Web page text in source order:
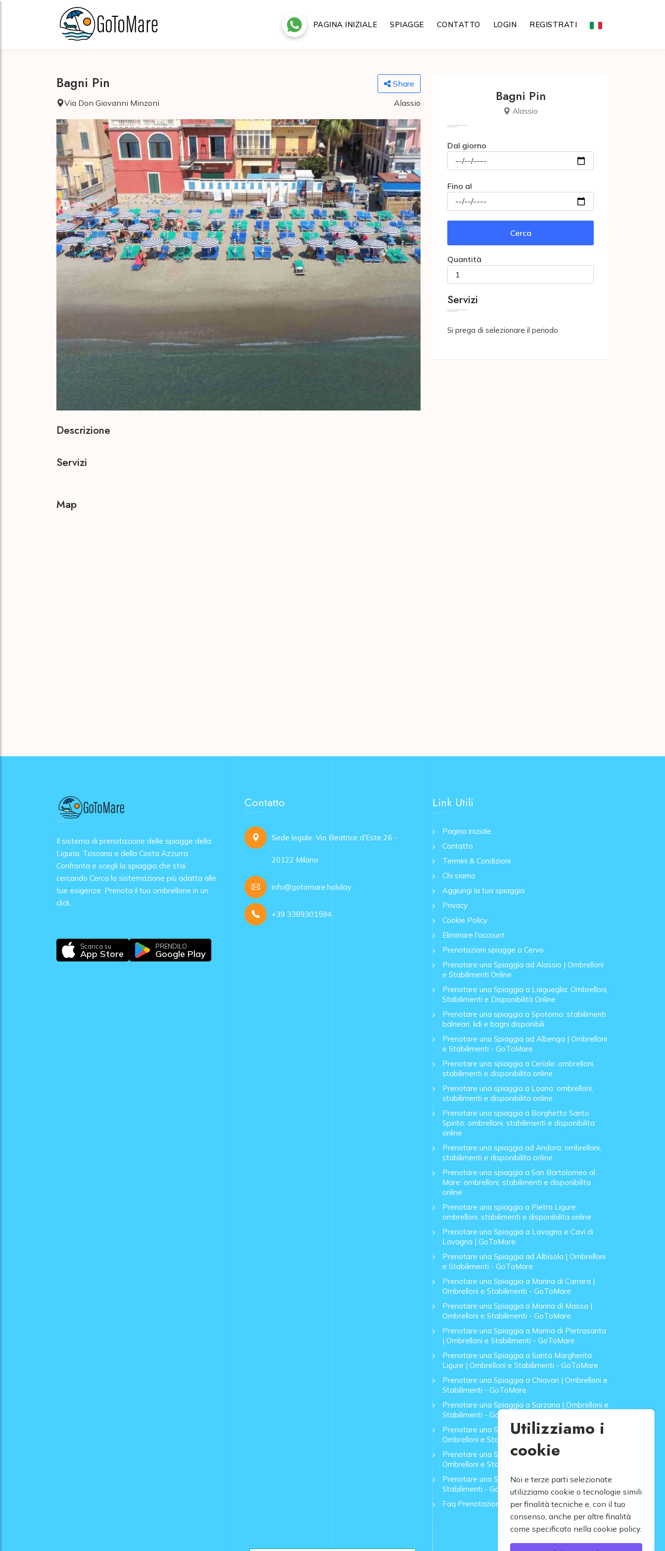
PAGINA INIZIALE SPIAGGE CONTATTO LOGIN REGISTRATI
Bagni Pin
Share
Via Don Giovanni Minzoni
Alassio Bagni Pin
Alassio
Dal giorno
Fino al
Cerca
Quantità
Servizi
Si prega di selezionare il periodo
Descrizione
Servizi
Map
Il sistema di prenotazione delle spiagge della
Liguria, Toscana e della Costa Azzurra.
Confronta e scegli la spiaggia che stai
cercando Cerca la sistemazione più adatta alle
tue esigenze. Prenota il tuo ombrellone in un
click.
Scarica su
App Store
PRENDILO
Google Play
Contatto
Sede legale: Via Beatrice d'Este 26 -
20122 Milano
info@gotomare.holiday
+39 3389301594
Link Utili
Pagina iniziale
Contatto
Termini & Condizioni
Chi siamo
Aggiungi la tua spiaggia
Privacy
Cookie Policy
Eliminare l'account
Prenotazioni spiagge a Cervo
Prenotare una Spiaggia ad Alassio | Ombrelloni
e Stabilimenti Online
Prenotare una Spiaggia a Laigueglia: Ombrelloni,
Stabilimenti e Disponibilità Online
Prenotare una spiaggia a Spotorno: stabilimenti
balneari, lidi e bagni disponibili
Prenotare una Spiaggia ad Albenga | Ombrelloni
e Stabilimenti - GoToMare
Prenotare una spiaggia a Ceriale: ombrelloni,
stabilimenti e disponibilita online
Prenotare una spiaggia a Loano: ombrelloni,
stabilimenti e disponibilita online
Prenotare una spiaggia a Borghetto Santo
Spirito: ombrelloni, stabilimenti e disponibilita
online
Prenotare una spiaggia ad Andora: ombrelloni,
stabilimenti e disponibilita online
Prenotare una spiaggia a San Bartolomeo al
Mare: ombrelloni, stabilimenti e disponibilita
online
Prenotare una spiaggia a Pietra Ligure:
ombrelloni, stabilimenti e disponibilita online
Prenotare una Spiaggia a Lavagna e Cavi di
Lavagna | GoToMare
Prenotare una Spiaggia ad Albisola | Ombrelloni
e Stabilimenti - GoToMare
Prenotare una Spiaggia a Marina di Carrara |
Ombrelloni e Stabilimenti - GoToMare
Prenotare una Spiaggia a Marina di Massa |
Ombrelloni e Stabilimenti - GoToMare
Prenotare una Spiaggia a Marina di Pietrasanta
| Ombrelloni e Stabilimenti - GoToMare
Prenotare una Spiaggia a Santa Margherita
Ligure | Ombrelloni e Stabilimenti - GoToMare
Prenotare una Spiaggia a Chiavari | Ombrelloni e
Stabilimenti - GoToMare
Prenotare una Spiaggia a Sarzana | Ombrelloni e
Stabilimenti - GoToMare
Prenotare una Spiaggia a Forte dei Marmi |
Ombrelloni e Stabilimenti - GoToMare
Prenotare una Spiaggia a Lido di Camaiore |
Ombrelloni e Stabilimenti - GoToMare
Prenotare una Spiaggia a Rapallo | Ombrelloni e
Stabilimenti - GoToMare
Faq Prenotazione Spiagge
Utilizziamo i
cookie
Noi e terze parti selezionate
utilizziamo cookie o tecnologie simili
per finalità tecniche e, con il tuo
consenso, anche per altre finalità
come specificato nella cookie policy.